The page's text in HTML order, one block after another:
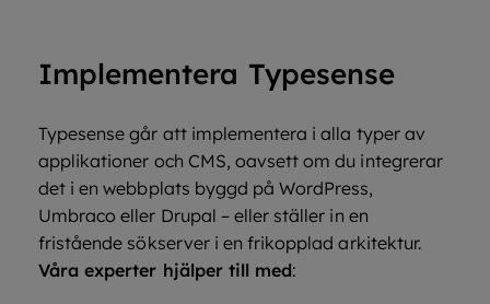
Implementera Typesense
Typesense går att implementera i alla typer av
applikationer och CMS, oavsett om du integrerar
det i en webbplats byggd på WordPress,
Umbraco eller Drupal – eller ställer in en
fristående sökserver i en frikopplad arkitektur.
Våra experter hjälper till med: